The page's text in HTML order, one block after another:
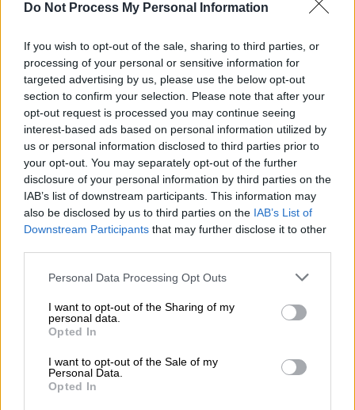
Do Not Process My Personal Information
If you wish to opt-out of the sale, sharing to third parties, or
processing of your personal or sensitive information for
targeted advertising by us, please use the below opt-out
section to confirm your selection. Please note that after your
opt-out request is processed you may continue seeing
interest-based ads based on personal information utilized by
us or personal information disclosed to third parties prior to
your opt-out. You may separately opt-out of the further
disclosure of your personal information by third parties on the
IAB’s list of downstream participants. This information may
also be disclosed by us to third parties on the IAB’s List of
Downstream Participants that may further disclose it to other
Please note that this website/app uses one or more Google
not limited to your visit or usage behaviour. You may click to
grant or deny consent to Google and its third-party tags to
use your data for below specified purposes in below Google
consent section.
Personal Data Processing Opt Outs
I want to opt-out of the Sharing of my
personal data.
Opted In
I want to opt-out of the Sale of my
Personal Data.
Opted In
Όπως αναφέρει ο μετεωρολόγος του OPEN,
Κλέαρχος Μαρουσάκης, «από τη Δευτέρα και
κυρίως την Τρίτη μας κατεβαίνουν πολικές
αέριες μάζες, θα έρθει πολύ κρύο για την
εποχή, έναςανοιξιάτικος χιονιάς.
video
Επίσης θα έχουμε πολλές
θυελλώδεις βοριάδες με9 και 10 μποφόρ
Αυτό θα συμβεί γιατί οι αέριες αυτές μάζες
θα συγκρουστούν με τις αρκετά πιο θερμές